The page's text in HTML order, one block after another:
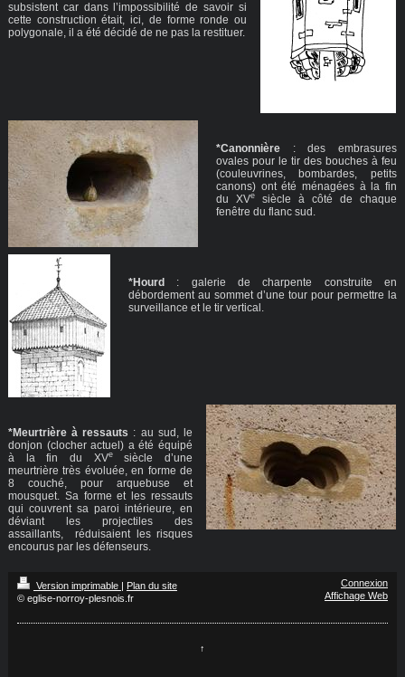
subsistent car dans l’impossibilité de savoir si
cette construction était, ici, de forme ronde ou
polygonale, il a été décidé de ne pas la restituer.
*Canonnière: des embrasures
ovales pour le tir des bouches à feu
(couleuvrines, bombardes, petits
canons) ont été ménagées à la fin
du XVesiècle à côté de chaque
fenêtre du flanc sud.
*Hourd: galerie de charpente construite en
débordement au sommet d’une tour pour permettre la
surveillance et le tir vertical.
*Meurtrière à ressauts : au sud, le
donjon (clocher actuel) a été équipé
à la fin du XVesiècle d’une
meurtrière très évoluée, en forme de
8 couché, pour arquebuse et
mousquet. Sa forme et les ressauts
qui couvrent sa paroi intérieure, en
déviant les projectiles des
assaillants, réduisaient les risques
encourus par les défenseurs.
Version imprimable | Plan du site
© eglise-norroy-plesnois.fr
Connexion
Affichage Web
↑